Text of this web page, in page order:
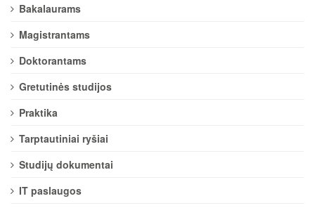
Bakalaurams
Magistrantams
Doktorantams
Gretutinės studijos
Praktika
Tarptautiniai ryšiai
Studijų dokumentai
IT paslaugos